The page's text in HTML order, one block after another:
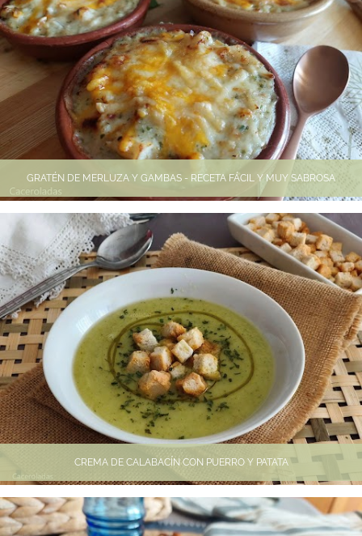
GRATÉN DE MERLUZA Y GAMBAS - RECETA FÁCIL Y MUY SABROSA
CREMA DE CALABACÍN CON PUERRO Y PATATA